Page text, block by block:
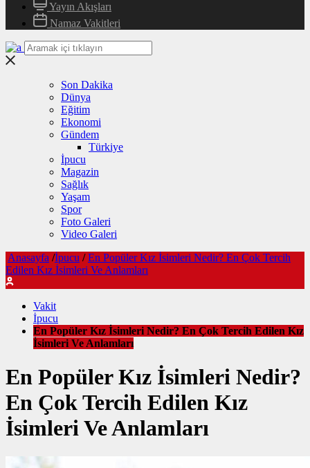
Yayın Akışları
Namaz Vakitleri
Son Dakika
Dünya
Eğitim
Ekonomi
Gündem
Türkiye
İpucu
Magazin
Sağlık
Yaşam
Spor
Foto Galeri
Video Galeri
Anasayfa /İpucu / En Popüler Kız İsimleri Nedir? En Çok Tercih
Edilen Kız İsimleri Ve Anlamları
Vakit
İpucu
En Popüler Kız İsimleri Nedir? En Çok Tercih Edilen Kız
İsimleri Ve Anlamları
En Popüler Kız İsimleri Nedir?
En Çok Tercih Edilen Kız
İsimleri Ve Anlamları